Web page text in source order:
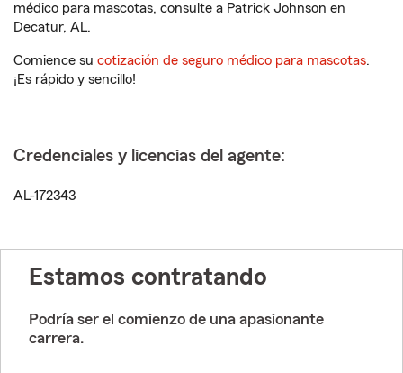
médico para mascotas, consulte a Patrick Johnson en
Decatur, AL.
Comience su cotización de seguro médico para mascotas.
¡Es rápido y sencillo!
Credenciales y licencias del agente:
AL-172343
Estamos contratando
Podría ser el comienzo de una apasionante
carrera.